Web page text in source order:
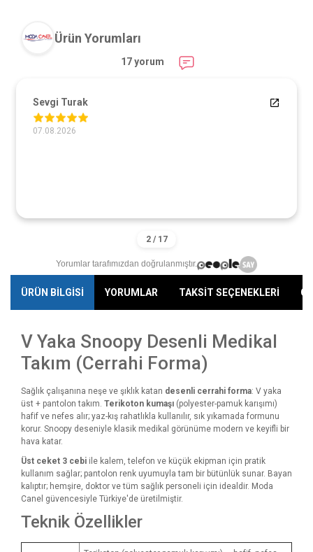
Ürün Yorumları
17 yorum
Sevgi Turak
07.08.2026
Yorumlar tarafımızdan doğrulanmıştır.
ÜRÜN BİLGİSİ YORUMLAR TAKSİT SEÇENEKLERİ
V Yaka Snoopy Desenli Medikal
Takım (Cerrahi Forma)
Sağlık çalışanına neşe ve şıklık katan desenli cerrahi forma: V yaka
üst + pantolon takım. Terikoton kumaşı (polyester-pamuk karışımı)
hafif ve nefes alır; yaz-kış rahatlıkla kullanılır, sık yıkamada formunu
korur. Snoopy deseniyle klasik medikal görünüme modern ve keyifli bir
hava katar.
Üst ceket 3 cebi ile kalem, telefon ve küçük ekipman için pratik
kullanım sağlar; pantolon renk uyumuyla tam bir bütünlük sunar. Bayan
kalıptır; hemşire, doktor ve tüm sağlık personeli için idealdir. Moda
Canel güvencesiyle Türkiye'de üretilmiştir.
Teknik Özellikler